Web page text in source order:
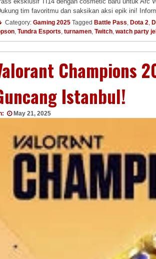
tim favoritmu dan saksikan aksi epik ini!
Category: Gaming 2025 Tagged Battle Pass, Dota 2,
, Tundra Esports, turnamen, Twitch, watch party
Champions
Istanbul!
May 21, 2025